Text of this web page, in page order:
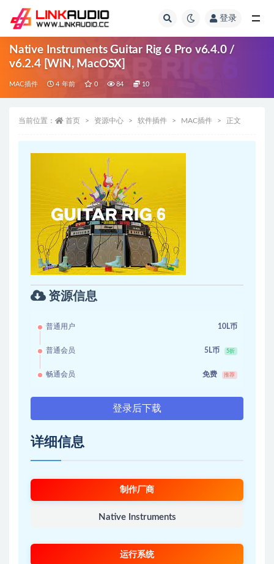
登录
Native Instruments Guitar Rig 6 Pro v6.4.0 /
v6.2.4 [WiN, MacOSX]
MAC插件 4 年前 0 84 10
当前位置： 首页 资源中心 软件插件 MAC插件 正文
资源信息
普通用户 10L币
普通会员 5L币 5折
畅通会员 免费 推荐
登录后下载
详细信息
制作厂商
Native Instruments
运行系统